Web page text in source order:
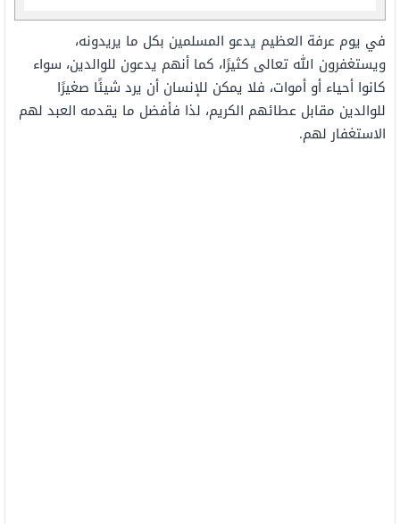
في يوم عرفة العظيم يدعو المسلمين بكل ما يريدونه،
ويستغفرون الله تعالى كثيرًا، كما أنهم يدعون للوالدين، سواء
كانوا أحياء أو أموات، فلا يمكن للإنسان أن يرد شيئًا صغيرًا
للوالدين مقابل عطائهم الكريم، لذا فأفضل ما يقدمه العبد لهم
الاستغفار لهم.